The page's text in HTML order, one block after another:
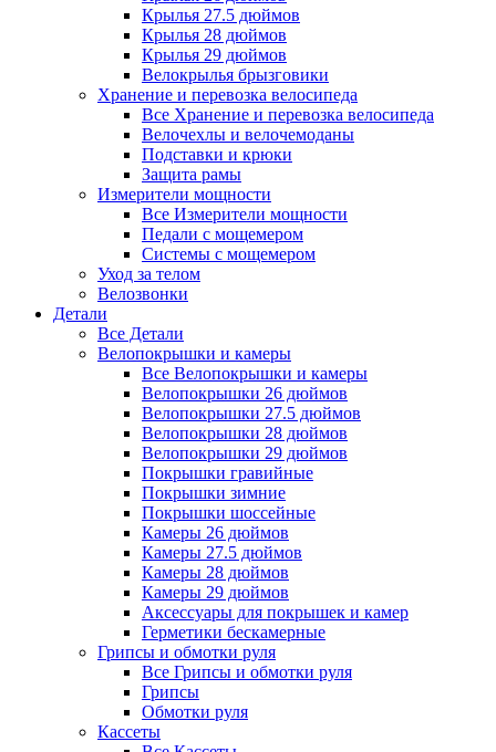
Крылья 27.5 дюймов
Крылья 28 дюймов
Крылья 29 дюймов
Велокрылья брызговики
Хранение и перевозка велосипеда
Все Хранение и перевозка велосипеда
Велочехлы и велочемоданы
Подставки и крюки
Защита рамы
Измерители мощности
Все Измерители мощности
Педали с мощемером
Системы с мощемером
Уход за телом
Велозвонки
Детали
Все Детали
Велопокрышки и камеры
Все Велопокрышки и камеры
Велопокрышки 26 дюймов
Велопокрышки 27.5 дюймов
Велопокрышки 28 дюймов
Велопокрышки 29 дюймов
Покрышки гравийные
Покрышки зимние
Покрышки шоссейные
Камеры 26 дюймов
Камеры 27.5 дюймов
Камеры 28 дюймов
Камеры 29 дюймов
Аксессуары для покрышек и камер
Герметики бескамерные
Грипсы и обмотки руля
Все Грипсы и обмотки руля
Грипсы
Обмотки руля
Кассеты